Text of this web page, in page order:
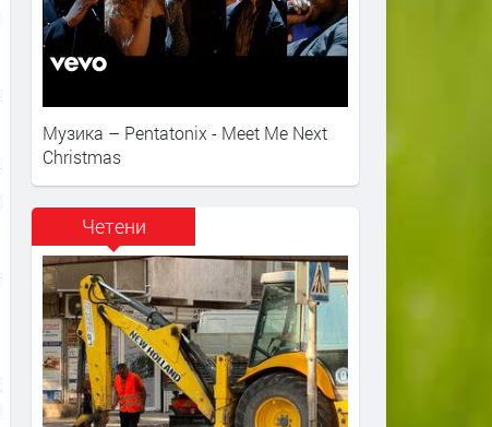
Музика – Pentatonix - Meet Me Next
Christmas
Четени